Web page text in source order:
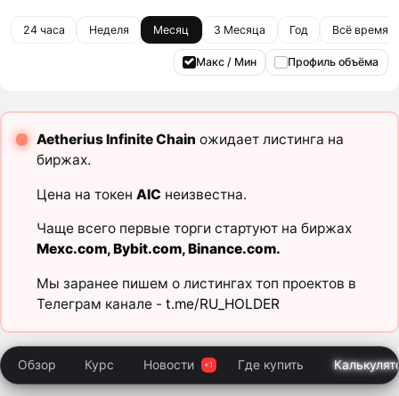
24 часа Неделя Месяц 3 Месяца Год Всё время
Макс / Мин Профиль объёма
Aetherius Infinite Chain ожидает листинга на
биржах.
Цена на токен AIC неизвестна.
Чаще всего первые торги стартуют на биржах
Mexc.com,Bybit.com,Binance.com.
Мы заранее пишем о листингах топ проектов в
Телеграм канале - t.me/RU_HOLDER
Обзор Курс Новости Где купить